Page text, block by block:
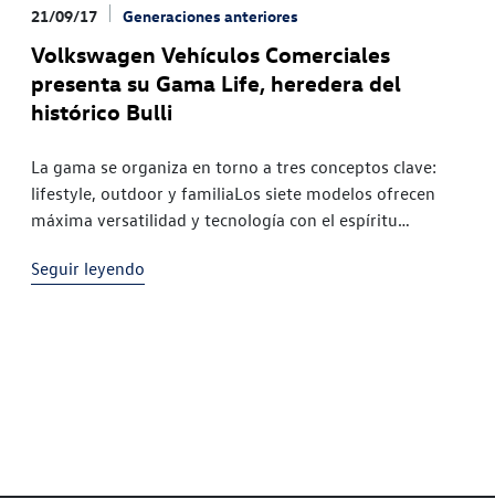
21/09/17 Generaciones anteriores
Volkswagen Vehículos Comerciales
presenta su Gama Life, heredera del
histórico Bulli
La gama se organiza en torno a tres conceptos clave:
lifestyle, outdoor y familiaLos siete modelos ofrecen
máxima versatilidad y tecnología con el espíritu
consigo algo nuevo.
Seguir leyendo